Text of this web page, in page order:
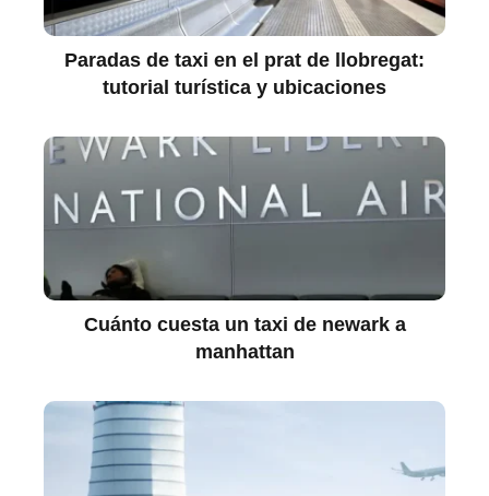
Paradas de taxi en el prat de llobregat:
tutorial turística y ubicaciones
Cuánto cuesta un taxi de newark a
manhattan